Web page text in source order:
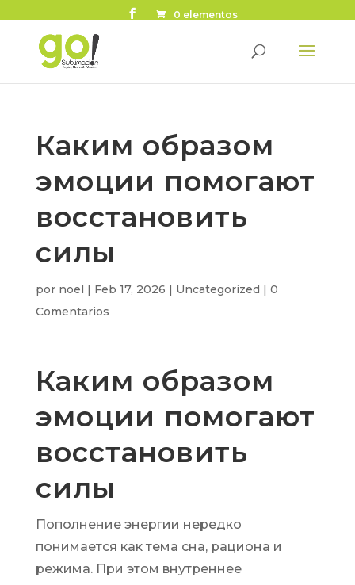
0 elementos
Каким образом
эмоции помогают
восстановить
силы
por noel | Feb 17, 2026 | Uncategorized | 0
Comentarios
Каким образом
эмоции помогают
восстановить
силы
Пополнение энергии нередко
понимается как тема сна, рациона и
режима. При этом внутреннее